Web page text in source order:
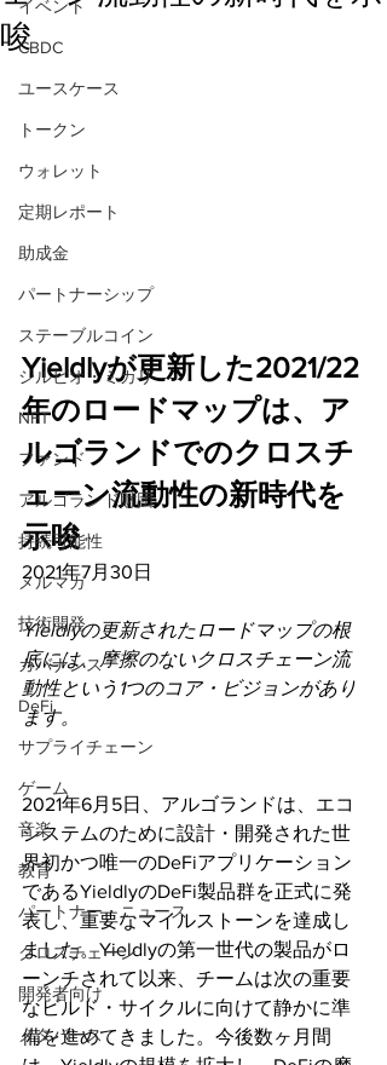
イベント
CBDC
ユースケース
トークン
ウォレット
定期レポート
助成金
パートナーシップ
ステーブルコイン
シルビオ・ミカリ
NFT
ファンド
アルゴランド財団
持続可能性
メルマガ
技術開発
ガバナンス
DeFi
サプライチェーン
ゲーム
音楽
教育
パートナー・ニュース
クロスチェーン
開発者向け
メタバース
唆
Yieldlyが更新した2021/22
年のロードマップは、ア
ルゴランドでのクロスチ
ェーン流動性の新時代を
示唆
2021年7月30日
Yieldlyの更新されたロードマップの根
底には、摩擦のないクロスチェーン流
動性という1つのコア・ビジョンがあり
ます。
2021年6月5日、アルゴランドは、エコ
システムのために設計・開発された世
界初かつ唯一のDeFiアプリケーション
であるYieldlyのDeFi製品群を正式に発
表し、重要なマイルストーンを達成し
ました。Yieldlyの第一世代の製品がロ
ーンチされて以来、チームは次の重要
なビルド・サイクルに向けて静かに準
備を進めてきました。今後数ヶ月間